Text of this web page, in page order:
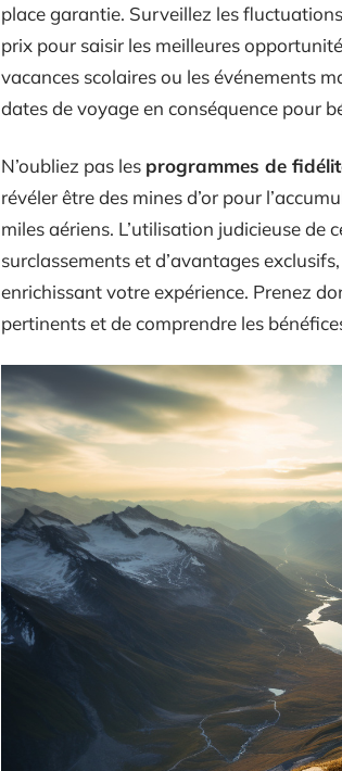
place garantie. Surveillez les
prix pour saisir les meilleures
vacances scolaires ou les événements
dates de voyage en conséquence pour
N’oubliez pas les programmes de
révéler être des mines d’or pour
miles aériens. L’utilisation judicieuse de
surclassements et d’avantages
enrichissant votre expérience. Prenez
pertinents et de comprendre les